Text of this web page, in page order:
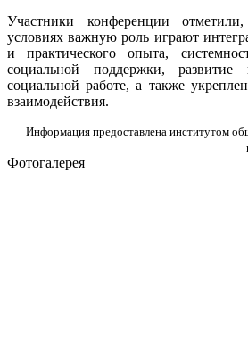
Участники конференции
условиях важную роль играют
и практического опыта,
социальной поддержки,
социальной работе, а также
взаимодействия.
Информация предоставлена институтом
Фотогалерея